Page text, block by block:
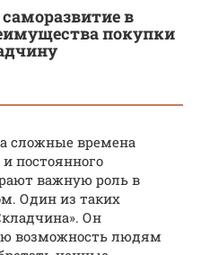
в
покупки
сложные времена
постоянного
важную роль в
Один из таких
Он
возможность людям